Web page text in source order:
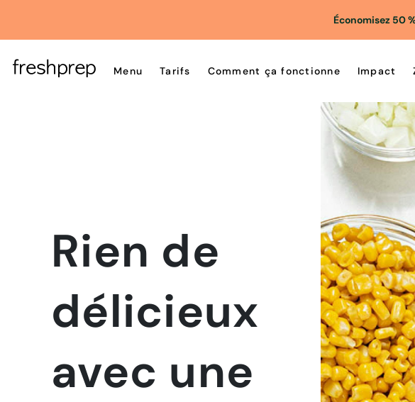
Économisez 50
Menu Tarifs Comment ça fonctionne Impact
Rien de
délicieux
avec une